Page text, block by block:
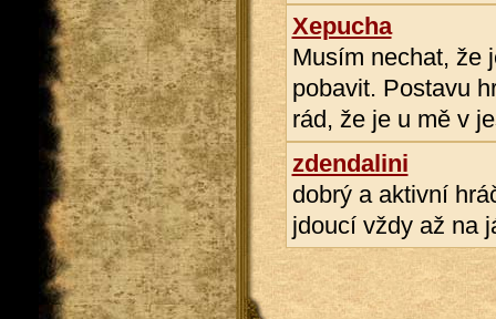
Xepucha
Musím nechat, že
pobavit. Postavu
rád, že je u mě v
zdendalini
dobrý a aktivní
jdoucí vždy až na